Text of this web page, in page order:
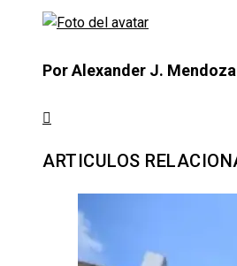
Por Alexander J. Mendoza
ARTICULOS